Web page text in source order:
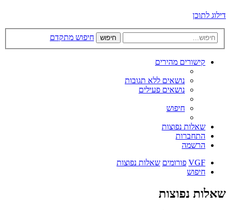
דילוג לתוכן
חיפוש חיפוש מתקדם
קישורים מהירים
נושאים ללא תגובות
נושאים פעילים
חיפוש
שאלות נפוצות
התחברות
הרשמה
VGF פורומים שאלות נפוצות
חיפוש
שאלות נפוצות